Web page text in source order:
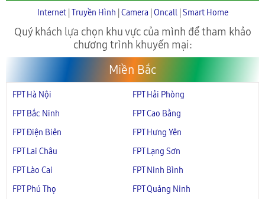
Internet| Truyền Hình Camera Oncall| Smart Home
Quý khách lựa chọn khu vực của mình để tham khảo
chương trình khuyến mại:
Miền Bắc
FPT Hà Nội
FPT Hải Phòng
FPT Bắc Ninh
FPT Cao Bằng
FPT Điện Biên
FPT Hưng Yên
FPT Lai Châu
FPT Lạng Sơn
FPT Lào Cai
FPT Ninh Bình
FPT Phú Thọ
FPT Quảng Ninh